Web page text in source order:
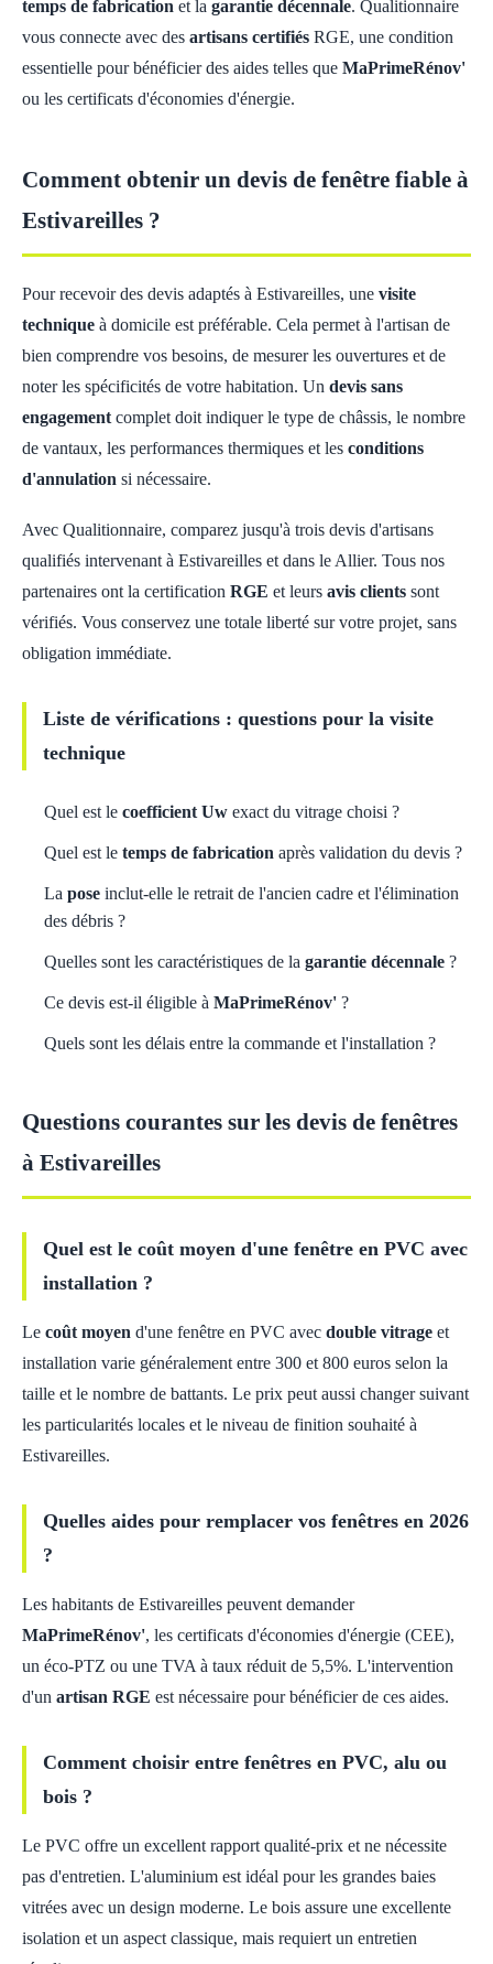
temps de fabrication et la garantie décennale. Qualitionnaire
vous connecte avec des artisans certifiés RGE, une condition
essentielle pour bénéficier des aides telles que MaPrimeRénov'
ou les certificats d'économies d'énergie.
Comment obtenir un devis de fenêtre fiable à
Estivareilles ?
Pour recevoir des devis adaptés à Estivareilles, une visite
technique à domicile est préférable. Cela permet à l'artisan de
bien comprendre vos besoins, de mesurer les ouvertures et de
noter les spécificités de votre habitation. Un devis sans
engagement complet doit indiquer le type de châssis, le nombre
de vantaux, les performances thermiques et les conditions
d'annulation si nécessaire.
Avec Qualitionnaire, comparez jusqu'à trois devis d'artisans
qualifiés intervenant à Estivareilles et dans le Allier. Tous nos
partenaires ont la certification RGE et leurs avis clients sont
vérifiés. Vous conservez une totale liberté sur votre projet, sans
obligation immédiate.
Liste de vérifications : questions pour la visite
technique
Quel est le coefficient Uw exact du vitrage choisi ?
Quel est le temps de fabrication après validation du devis ?
La pose inclut-elle le retrait de l'ancien cadre et l'élimination
des débris ?
Quelles sont les caractéristiques de la garantie décennale ?
Ce devis est-il éligible à MaPrimeRénov' ?
Quels sont les délais entre la commande et l'installation ?
Questions courantes sur les devis de fenêtres
à Estivareilles
Quel est le coût moyen d'une fenêtre en PVC avec
installation ?
Le coût moyen d'une fenêtre en PVC avec double vitrage et
installation varie généralement entre 300 et 800 euros selon la
taille et le nombre de battants. Le prix peut aussi changer suivant
les particularités locales et le niveau de finition souhaité à
Estivareilles.
Quelles aides pour remplacer vos fenêtres en 2026
?
Les habitants de Estivareilles peuvent demander
MaPrimeRénov', les certificats d'économies d'énergie (CEE),
un éco-PTZ ou une TVA à taux réduit de 5,5%. L'intervention
d'un artisan RGE est nécessaire pour bénéficier de ces aides.
Comment choisir entre fenêtres en PVC, alu ou
bois ?
Le PVC offre un excellent rapport qualité-prix et ne nécessite
pas d'entretien. L'aluminium est idéal pour les grandes baies
vitrées avec un design moderne. Le bois assure une excellente
isolation et un aspect classique, mais requiert un entretien